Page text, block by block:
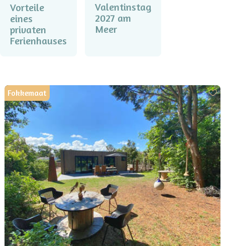
Vorteile
eines
privaten
Ferienhauses
Valentinstag
2027 am
Meer
Fokkemaat